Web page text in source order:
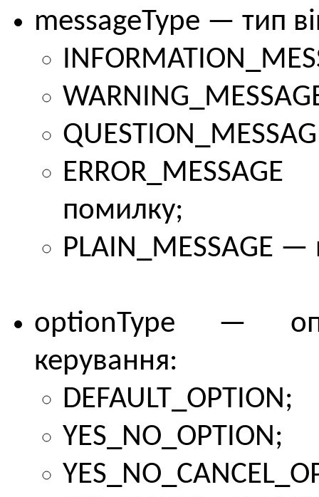
messageType — тип
помилку;
PLAIN_MESSAGE
optionType —
керування:
DEFAULT_OPTION;
YES_NO_OPTION;